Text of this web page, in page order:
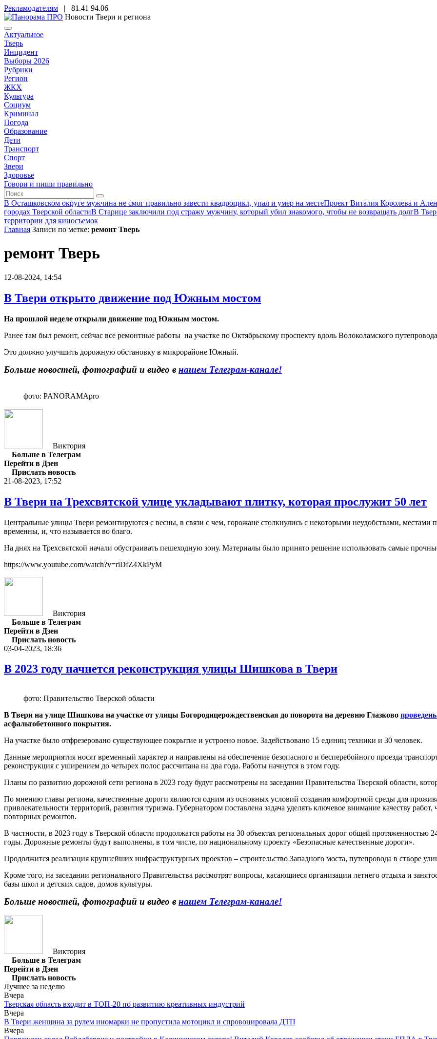
Рекламодателям | 81.41 94.06
Новости Твери и региона
Актуальное
Тверь
Инцидент
Выборы 2026
Рубрики
Регион
ЖКХ
Культура
Социум
Криминал
Погода
Образование
Дети
Транспорт
Спорт
Звери
Здоровье
Говори и пиши правильно
В Осташковском округе мужчина не смог правильно завести квадроцикл, упал и умер на местеПроект Виталия Королева и
городах Тверской областиВ Старице заключили под стражу мужчину, который убил знакомого, чтобы не возвращать долгВ
территории для киносъемок
Главная Записи по метке: ремонт Тверь
ремонт Тверь
12-08-2024, 14:54
В Твери открыто движение под Южным мостом
На прошлой неделе открыли движение под Южным мостом.
Ранее там был ремонт, сейчас все ремонтные работы на участке по Октябрьскому проспекту вдоль Волоколамского
Это должно улучшить дорожную обстановку в микрорайоне Южный.
Больше новостей, фотографий и видео в нашем Телеграм-канале!
фото: PANORAMApro
Виктория
Больше в Телеграм
Перейти в Дзен
Прислать новость
21-08-2023, 17:52
В Твери на Трехсвятской улице укладывают плитку, которая прослужит 50 лет
Центральные улицы Твери ремонтируются с весны, в связи с чем, горожане столкнулись с некоторыми неудобствами, местами
временны, и, что называется во благо.
На днях на Трехсвятской начали обустраивать пешеходную зону. Материалы было принято решение использовать самые
https://www.youtube.com/watch?v=riDfZ4XkPyM
Виктория
Больше в Телеграм
Перейти в Дзен
Прислать новость
03-04-2023, 18:36
В 2023 году начнется реконструкция улицы Шишкова в Твери
фото: Правительство Тверской области
В Твери на улице Шишкова на участке от улицы Богородицерождественская до поворота на деревню Глазково
асфальтобетонного покрытия.
На участке было отфрезеровано существующее покрытие и устроено новое. Задействовано 15 единиц техники и 30 человек.
Данные мероприятия носят временный характер и направлены на обеспечение безопасного и бесперебойного проезда
реконструкция с уширением до четырех полос рассчитана на два года. Работы начнутся в этом году.
Планы по развитию дорожной сети региона в 2023 году будут рассмотрены на заседании Правительства Тверской области,
По мнению главы региона, качественные дороги являются одним из основных условий создания комфортной среды для
привлекательности территорий, развития туризма. Губернатором поставлена задача уделять ключевое внимание качеству
повторных ремонтов.
В частности, в 2023 году в Тверской области продолжатся работы на 30 объектах региональных дорог общей
годы. Дорожные ремонты будут выполнены, в том числе, по национальному проекту «Безопасные качественные дороги».
Продолжится реализация крупнейших инфраструктурных проектов – строительство Западного моста, путепровода в створе
Кроме того, на заседании регионального Правительства рассмотрят вопросы, касающиеся организации летнего отдыха и
базы школ и детских садов, домов культуры.
Больше новостей, фотографий и видео в нашем Телеграм-канале!
Виктория
Больше в Телеграм
Перейти в Дзен
Прислать новость
Лучшее за неделю
Вчера
Тверская область входит в ТОП-20 по развитию креативных индустрий
Вчера
В Твери женщина за рулем иномарки не пропустила мотоцикл и спровоцировала ДТП
Вчера